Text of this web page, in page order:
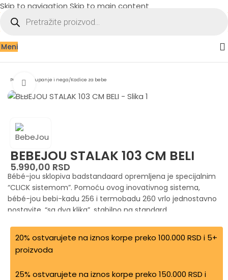
Skip to navigation Skip to main content
Meni
Početna Kupanje i nega/Kadice za bebe
Zumiraj sliku
BEBEJOU STALAK 103 CM BELI
5.990,00 RSD
Bébé-jou sklopiva badstandaard opremljena je specijalnim
“CLICK sistemom”. Pomoću ovog inovativnog sistema,
bébé-jou bebi-kadu 256 i termobadu 260 vrlo jednostavno
postavite, “sa dva klika”, stabilno na standard.
20% ostvarujete na iznos korpe preko 100.000 RSD i 5+
proizvoda
25% ostvarujete na iznos korpe preko 150.000 RSD i